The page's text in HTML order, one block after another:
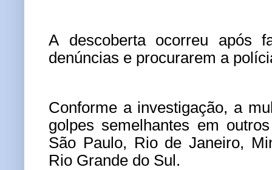
A descoberta ocorreu após
denúncias e procurarem a
Conforme a investigação, a
golpes semelhantes em
São Paulo, Rio de Janeiro,
Rio Grande do Sul.